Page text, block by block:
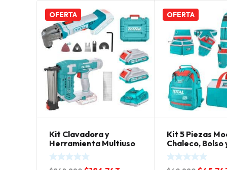
OFERTA
Kit Clavadora y
Herramienta Multiuso
Inalámbrica 20V Total
OFERTA
Kit 5 Piezas
Chaleco, Bolso
Total